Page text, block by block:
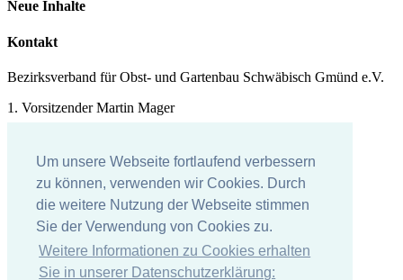
Um unsere Webseite fortlaufend verbessern
zu können, verwenden wir Cookies. Durch
die weitere Nutzung der Webseite stimmen
Sie der Verwendung von Cookies zu.
Weitere Informationen zu Cookies erhalten
Sie in unserer Datenschutzerklärung:
Neue Inhalte
Kontakt
Bezirksverband für Obst- und Gartenbau Schwäbisch Gmünd e.V.
1. Vorsitzender Martin Mager
E-Mail:martin.mager@t-online.de
Impressum
Datenschutzerklärung